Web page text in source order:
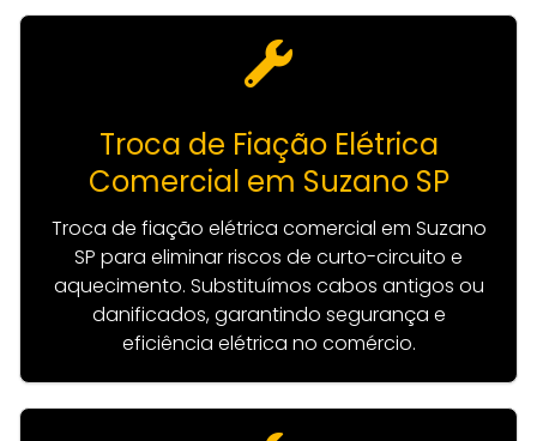
Troca de Fiação Elétrica
Comercial em Suzano SP
Troca de fiação elétrica comercial em Suzano
SP para eliminar riscos de curto-circuito e
aquecimento. Substituímos cabos antigos ou
danificados, garantindo segurança e
eficiência elétrica no comércio.